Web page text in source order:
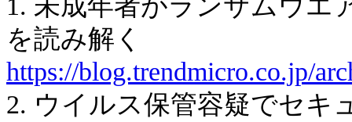
1. 未成年者がランサムウエ
を読み解く
https://blog.trendmicro.co.jp/
2. ウイルス保管容疑でセキ